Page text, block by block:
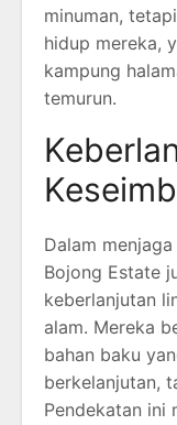
minuman,
hidup mereka,
kampung
temurun.
Dalam
Bojong Estate
keberlanjutan
alam. Mereka
bahan baku
berkelanjutan,
Pendekatan ini